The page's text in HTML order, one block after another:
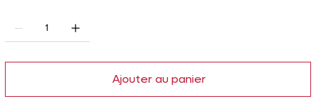
Ajouter au panier